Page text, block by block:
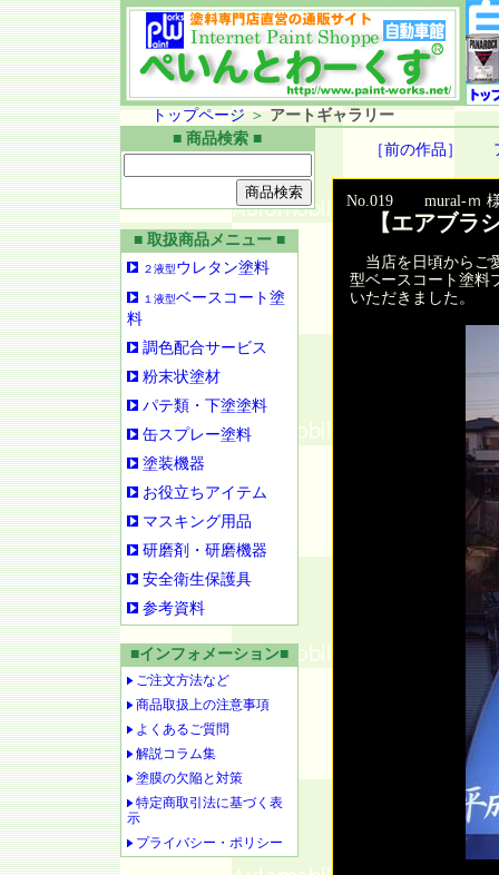
トップページ ＞ アートギャラリー
■ 商品検索 ■
■ 取扱商品メニュー ■
２液型ウレタン塗料
１液型ベースコート塗
料
調色配合サービス
粉末状塗材
パテ類・下塗塗料
缶スプレー塗料
塗装機器
お役立ちアイテム
マスキング用品
研磨剤・研磨機器
安全衛生保護具
参考資料
■インフォメーション■
ご注文方法など
商品取扱上の注意事項
よくあるご質問
解説コラム集
塗膜の欠陥と対策
特定商取引法に基づく表
示
プライバシー・ポリシー
［前の作品］
No.019 mural-ｍ 様
【エアブラ
当店を日頃からご
型ベースコート塗料
いただきました。